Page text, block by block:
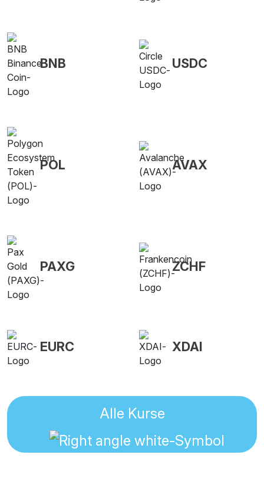
BNB USDC
POL AVAX
PAXG ZCHF
EURC XDAI
Alle Kurse